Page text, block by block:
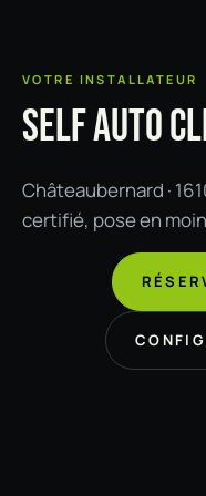
VOTRE INSTALLATEUR
SELF AUTO
Châteaubernard ·
certifié, pose en